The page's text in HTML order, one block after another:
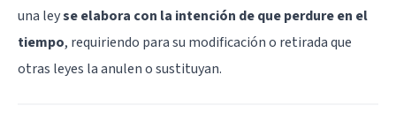
una leyse elabora con la intención de que perdure en el
tiempo, requiriendo para su modificación o retirada que
otras leyes la anulen o sustituyan.